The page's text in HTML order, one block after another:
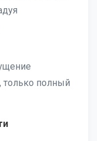
только полный